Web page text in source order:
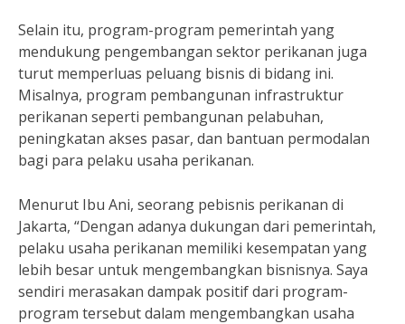
Selain itu, program-program pemerintah yang
mendukung pengembangan sektor perikanan juga
turut memperluas peluang bisnis di bidang ini.
Misalnya, program pembangunan infrastruktur
perikanan seperti pembangunan pelabuhan,
peningkatan akses pasar, dan bantuan permodalan
bagi para pelaku usaha perikanan.
Menurut Ibu Ani, seorang pebisnis perikanan di
Jakarta, “Dengan adanya dukungan dari pemerintah,
pelaku usaha perikanan memiliki kesempatan yang
lebih besar untuk mengembangkan bisnisnya. Saya
sendiri merasakan dampak positif dari program-
program tersebut dalam mengembangkan usaha